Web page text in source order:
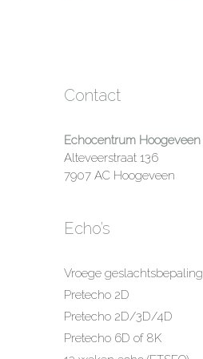
Contact
Echocentrum Hoogeveen
Alteveerstraat 136
7907 AC Hoogeveen
Echo’s
Vroege geslachtsbepaling
Pretecho 2D
Pretecho 2D/3D/4D
Pretecho 6D of 8K